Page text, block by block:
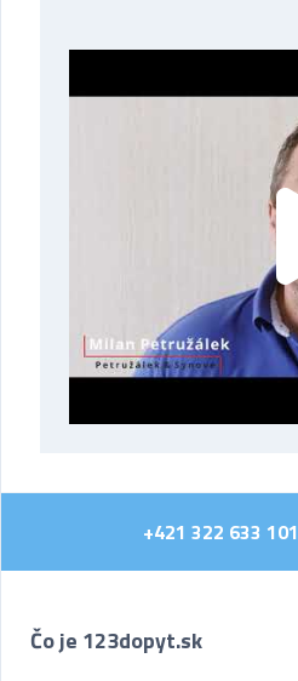
+421 322 633 101
Čo je 123dopyt.sk